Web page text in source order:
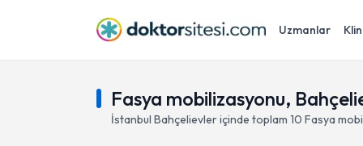
Uzmanlar
Fasya mobilizasyonu,
İstanbul Bahçelievleriçinde toplam 10 Fasya